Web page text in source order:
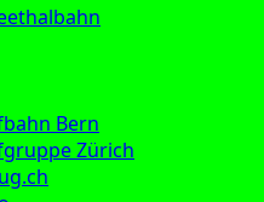
Bern
Zürich